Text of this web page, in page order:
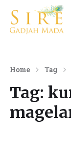
Home Tag
Tag: